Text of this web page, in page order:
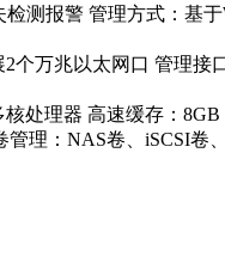
测报警 管理方式：基
万兆以太网口 管理接
处理器 高速缓存：
理：NAS卷、iSCSI卷